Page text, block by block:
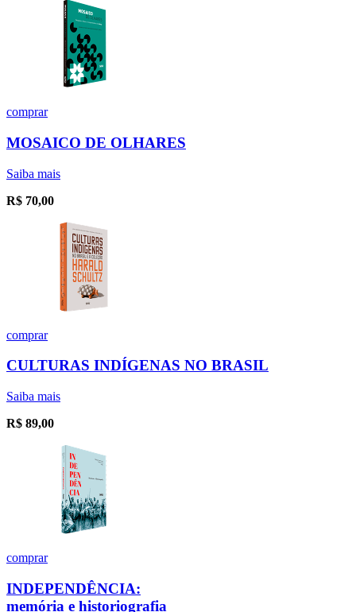
comprar
MOSAICO DE OLHARES
Saiba mais
R$ 70,00
comprar
CULTURAS INDÍGENAS NO BRASIL
Saiba mais
R$ 89,00
comprar
INDEPENDÊNCIA:
memória e historiografia